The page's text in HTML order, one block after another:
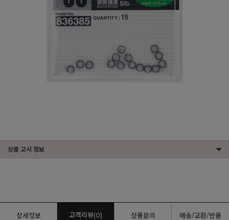
상품 고시 정보
상세정보 고객리뷰(0) 상품문의 배송/교환/반품